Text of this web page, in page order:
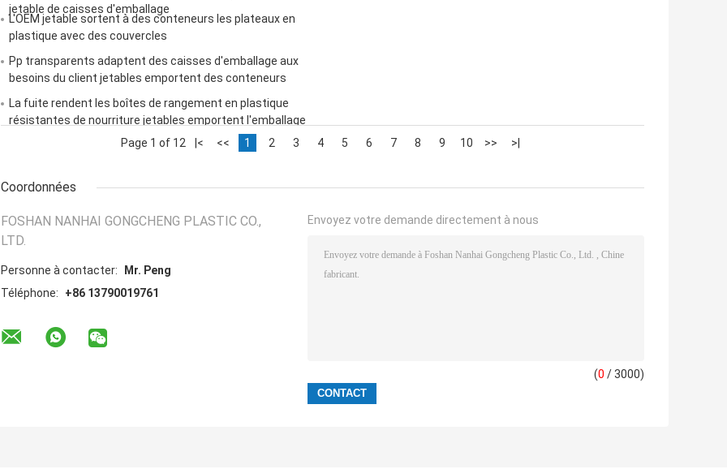
jetable de caisses d'emballage
L'OEM jetable sortent à des conteneurs les plateaux en
plastique avec des couvercles
Pp transparents adaptent des caisses d'emballage aux
besoins du client jetables emportent des conteneurs
La fuite rendent les boîtes de rangement en plastique
résistantes de nourriture jetables emportent l'emballage
Page 1 of 12
|< << 1 2 3 4 5 6 7 8 9 10 >> >|
Coordonnées
FOSHAN NANHAI GONGCHENG PLASTIC CO.,
LTD.
Personne à contacter:
Mr. Peng
Téléphone:
+86 13790019761
Envoyez votre demande directement à nous
(0 / 3000)